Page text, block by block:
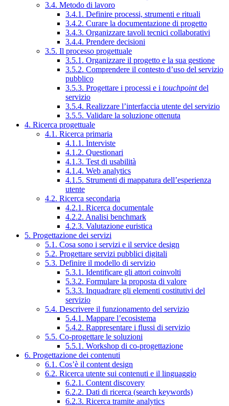
3.4. Metodo di lavoro
3.4.1. Definire processi, strumenti e rituali
3.4.2. Curare la documentazione di progetto
3.4.3. Organizzare tavoli tecnici collaborativi
3.4.4. Prendere decisioni
3.5. Il processo progettuale
3.5.1. Organizzare il progetto e la sua gestione
3.5.2. Comprendere il contesto d’uso del servizio
pubblico
3.5.3. Progettare i processi e i touchpointdel
servizio
3.5.4. Realizzare l’interfaccia utente del servizio
3.5.5. Validare la soluzione ottenuta
4. Ricerca progettuale
4.1. Ricerca primaria
4.1.1. Interviste
4.1.2. Questionari
4.1.3. Test di usabilità
4.1.4. Web analytics
4.1.5. Strumenti di mappatura dell’esperienza
utente
4.2. Ricerca secondaria
4.2.1. Ricerca documentale
4.2.2. Analisi benchmark
4.2.3. Valutazione euristica
5. Progettazione dei servizi
5.1. Cosa sono i servizi e il service design
5.2. Progettare servizi pubblici digitali
5.3. Definire il modello di servizio
5.3.1. Identificare gli attori coinvolti
5.3.2. Formulare la proposta di valore
5.3.3. Inquadrare gli elementi costitutivi del
servizio
5.4. Descrivere il funzionamento del servizio
5.4.1. Mappare l’ecosistema
5.4.2. Rappresentare i flussi di servizio
5.5. Co-progettare le soluzioni
5.5.1. Workshop di co-progettazione
6. Progettazione dei contenuti
6.1. Cos’è il content design
6.2. Ricerca utente sui contenuti e il linguaggio
6.2.1. Content discovery
6.2.2. Dati di ricerca (search keywords)
6.2.3. Ricerca tramite analytics